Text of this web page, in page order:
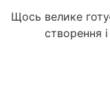
Щось велике
створення